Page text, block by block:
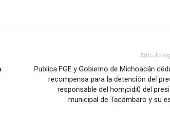
Artículo
Publica FGE y Gobierno de Michoacán
recompensa para la detención del
responsable del hom¡cidi0 del
municipal de Tacámbaro y su